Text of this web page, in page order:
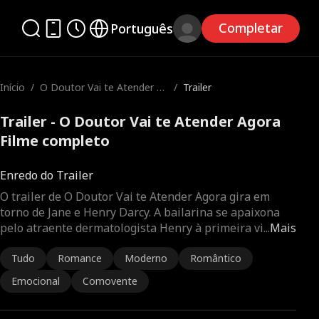
Português Completar
Início / O Doutor Vai te Atender A
/ Trailer
Trailer - O Doutor Vai te Atender Agora
Filme completo
Enredo do Trailer
Mais
O trailer de O Doutor Vai te Atender Agora gira em
torno de Jane e Henry Darcy. A bailarina se apaixona
pelo atraente dermatologista Henry à primeira vi...
Tudo Romance Moderno
Romântico
Emocional
Comovente